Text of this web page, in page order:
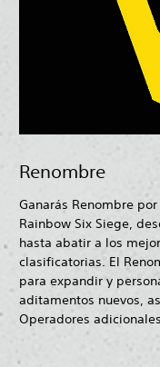
Renombre
Ganarás Renombre
Rainbow Six Siege,
hasta abatir a los
clasificatorias. El
para expandir y
aditamentos nuevos,
Operadores